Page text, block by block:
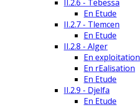
II.2.6 - Tebessa
En Etude
II.2.7 - Tlemcen
En Etude
II.2.8 - Alger
En exploitation
En rEalisation
En Etude
II.2.9 - Djelfa
En Etude